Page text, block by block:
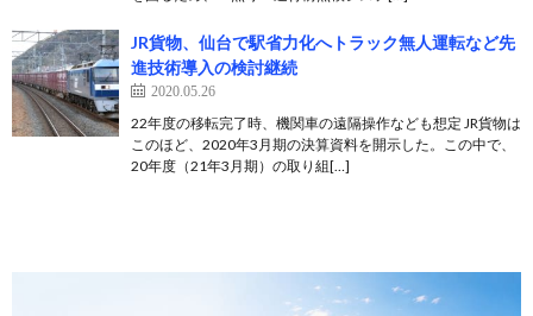
JR貨物、仙台で駅省力化へトラック無人運転など先
進技術導入の検討継続
2020.05.26
22年度の移転完了時、機関車の遠隔操作なども想定 JR貨物は
このほど、2020年3月期の決算資料を開示した。この中で、
20年度（21年3月期）の取り組[…]